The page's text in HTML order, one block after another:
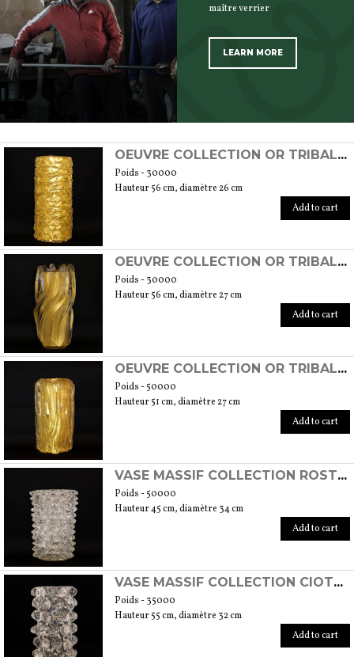
maître verrier
LEARN MORE
OEUVRE COLLECTION OR TRIBALE MOD. 1
Poids - 30000
Hauteur 56 cm, diamètre 26 cm
Add to cart
OEUVRE COLLECTION OR TRIBALE MOD. 3
Poids - 30000
Hauteur 56 cm, diamètre 27 cm
Add to cart
OEUVRE COLLECTION OR TRIBALE MOD. 4
Poids - 50000
Hauteur 51 cm, diamètre 27 cm
Add to cart
VASE MASSIF COLLECTION ROSTRATI CRISTAL
Poids - 50000
Hauteur 45 cm, diamètre 34 cm
Add to cart
VASE MASSIF COLLECTION CIOTOLI CRISTAL
Poids - 35000
Hauteur 55 cm, diamètre 32 cm
Add to cart